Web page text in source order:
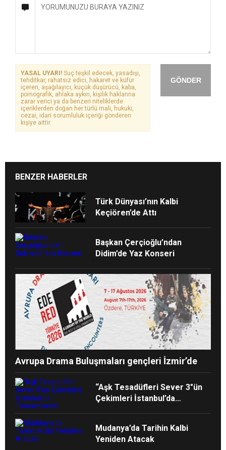
GÖNDER
YASAL UYARI! Suç teşkil edecek, yasadışı,
tehditkar, rahatsız edici, hakaret ve küfür
içeren, aşağılayıcı, küçük düşürücü, kaba,
pornografik, ahlaka aykırı, kişilik haklarına
zarar verici ya da benzeri niteliklerde
içeriklerden doğan her türlü mali, hukuki,
cezai, idari sorumluluk içeriği gönderen
kişiye aittir.
BENZER HABERLER
Türk Dünyası’nın Kalbi
Keçiören’de Attı
Başkan Çerçioğlu’ndan
Didim’de Yaz Konseri
Avrupa Drama Buluşmaları gençleri İzmir’de
“Aşk Tesadüfleri Sever 3″ün
Çekimleri İstanbul’da
Mudanya’da Tarihin Kalbi
Yeniden Atacak